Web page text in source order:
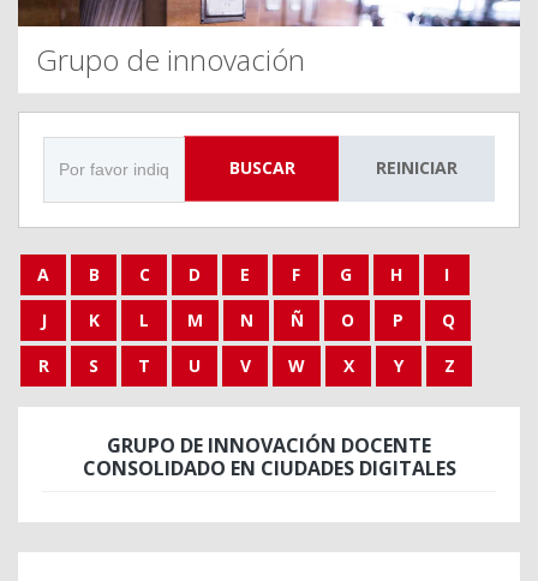
Grupo de innovación
BUSCAR REINICIAR
A B C D E F G H
I
J
K L M N Ñ O P
Q
R
S T U V W X Y Z
GRUPO DE INNOVACIÓN DOCENTE
CONSOLIDADO EN CIUDADES DIGITALES